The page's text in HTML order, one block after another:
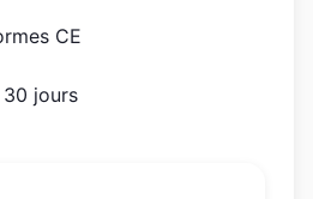
CE
jours